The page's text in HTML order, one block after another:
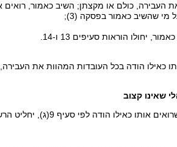
העבירה, כולם או מקצתן; השיב כאמור, רואים
מי שהשיב כאמור בפסקה (3);
הודה בכל העובדות המהוות את העבירה,